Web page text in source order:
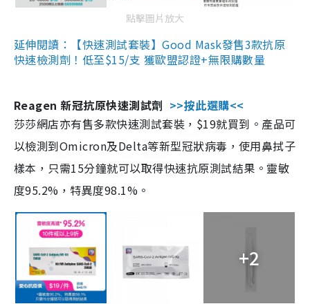
點擊圖片放大
延伸閱讀：【快速測試套裝】Good Mask發售3款抗原
快速檢測劑！低至$15/支 獲歐盟認證+無限購數量
Reagen 新冠抗原快速測試劑 >>按此選購<<
莎莎網店亦有售多款快速測試套裝，$19就買到。產品可
以檢測到Omicron及Delta等新型冠狀病毒，使用鼻拭子
樣本，只需15分鐘就可以取得快速抗原測試結果。靈敏
度95.2%，特異度98.1%。
+2